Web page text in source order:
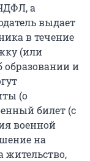
а
выдает
в течение
(или
образовании и
(о
билет (с
военной
на